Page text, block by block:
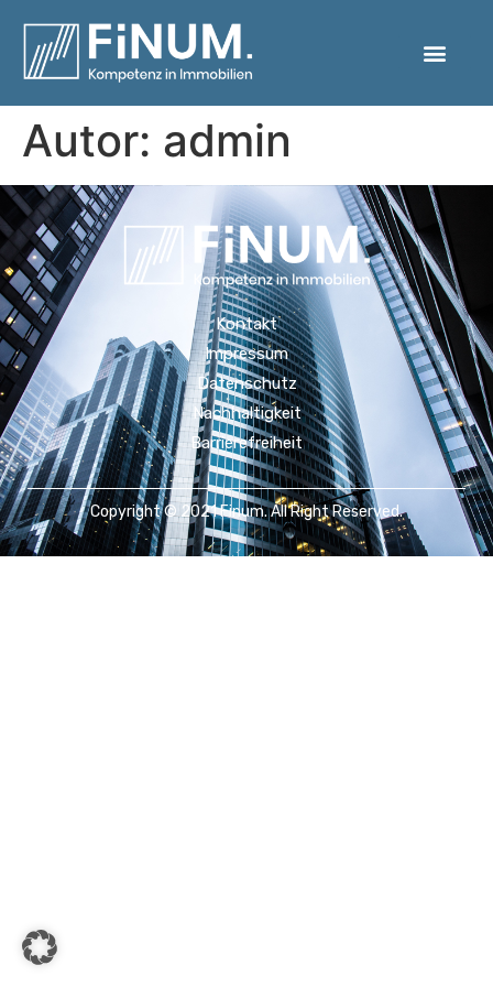
Autor: admin
Kontakt
Impressum
Datenschutz
Nachhaltigkeit
Barrierefreiheit
Copyright © 2021 Finum. All Right Reserved.